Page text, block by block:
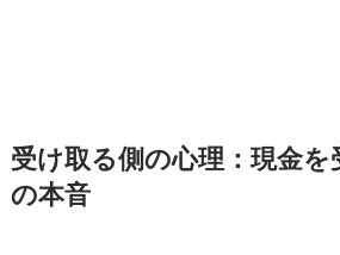
受け取る側の心理：現金を
の本音